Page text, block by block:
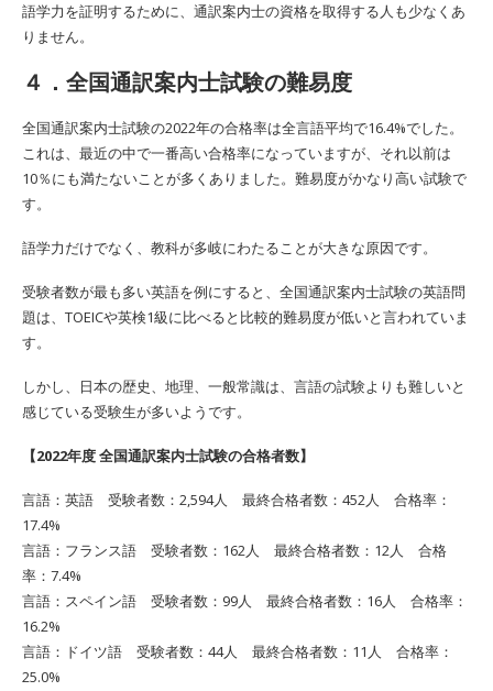
語学力を証明するために、通訳案内士の資格を取得する人も少なくあ
りません。
４．全国通訳案内士試験の難易度
全国通訳案内士試験の2022年の合格率は全言語平均で16.4%でした。
これは、最近の中で一番高い合格率になっていますが、それ以前は
10％にも満たないことが多くありました。難易度がかなり高い試験で
す。
語学力だけでなく、教科が多岐にわたることが大きな原因です。
受験者数が最も多い英語を例にすると、全国通訳案内士試験の英語問
題は、TOEICや英検1級に比べると比較的難易度が低いと言われていま
す。
しかし、日本の歴史、地理、一般常識は、言語の試験よりも難しいと
感じている受験生が多いようです。
【2022年度 全国通訳案内士試験の合格者数】
言語：英語 受験者数：2,594人 最終合格者数：452人 合格率：
17.4%
言語：フランス語 受験者数：162人 最終合格者数：12人 合格
率：7.4%
言語：スペイン語 受験者数：99人 最終合格者数：16人 合格率：
16.2%
言語：ドイツ語 受験者数：44人 最終合格者数：11人 合格率：
25.0%